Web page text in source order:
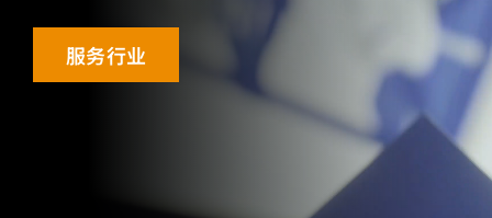
服务行业